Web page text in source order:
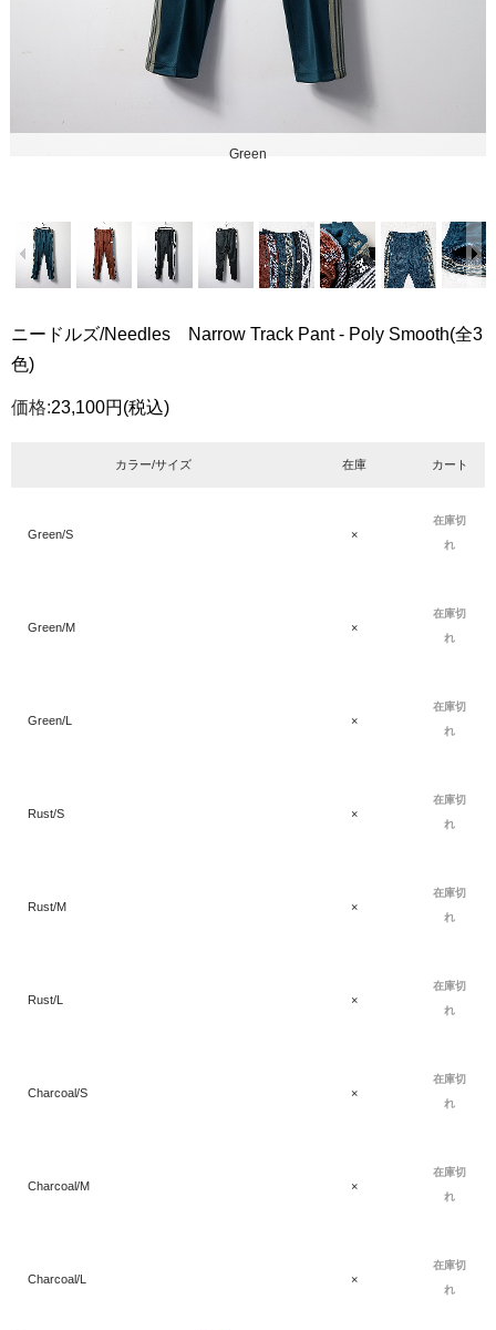
Green
ニードルズ/Needles Narrow Track Pant - Poly Smooth(全3
色)
価格:23,100円 (税込)
カラー/サイズ 在庫 カート
Green/S ×
在庫切
れ
Green/M ×
在庫切
れ
Green/L ×
在庫切
れ
Rust/S ×
在庫切
れ
Rust/M ×
在庫切
れ
Rust/L ×
在庫切
れ
Charcoal/S ×
在庫切
れ
Charcoal/M ×
在庫切
れ
Charcoal/L ×
在庫切
れ